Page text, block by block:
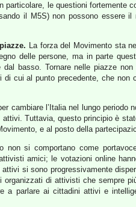
particolare, le questioni fortemente
il M5S) non possono essere
La forza del Movimento sta
delle persone, ma in parte
dal basso. Tornare nelle piazze
cui al punto precedente, che
cambiare l’Italia nel lungo
Tuttavia, questo principio è
e al posto della
non si comportano come
amici; le votazioni online
si sono progressivamente
di attivisti che sempre
a parlare ai cittadini attivi e